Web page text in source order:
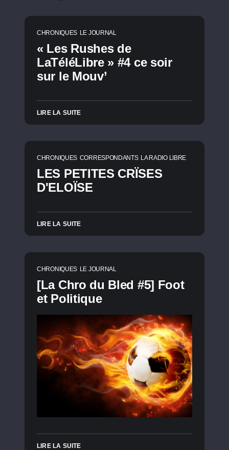
CHRONIQUES LE JOURNAL
« Les Rushes de
LaTéléLibre » #4 ce soir
sur le Mouv’
LIRE LA SUITE
CHRONIQUES CORRESPONDANTS LA RADIO LIBRE
LES PETITES CRÏSES
D'ELOÏSE
LIRE LA SUITE
CHRONIQUES LE JOURNAL
[La Chro du Bled #5] Foot
et Politique
LIRE LA SUITE